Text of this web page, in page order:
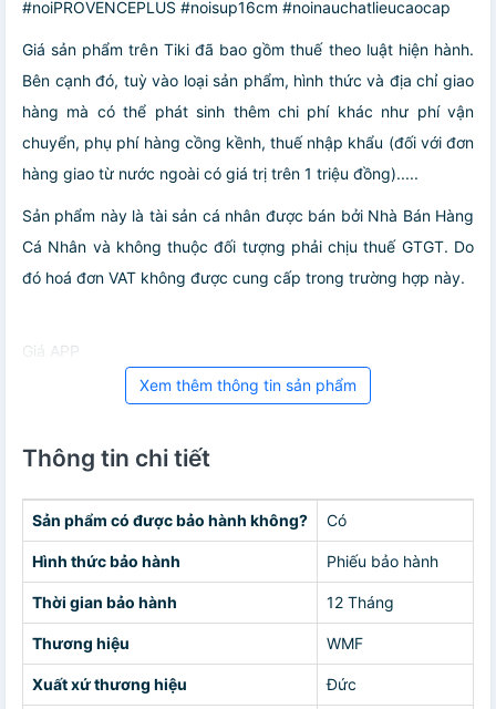
#noiPROVENCEPLUS #noisup16cm #noinauchatlieucaocap
Giá sản phẩm trên Tiki đã bao gồm thuế theo luật hiện hành.
Bên cạnh đó, tuỳ vào loại sản phẩm, hình thức và địa chỉ giao
hàng mà có thể phát sinh thêm chi phí khác như phí vận
chuyển, phụ phí hàng cồng kềnh, thuế nhập khẩu (đối với đơn
hàng giao từ nước ngoài có giá trị trên 1 triệu đồng).....
Sản phẩm này là tài sản cá nhân được bán bởi Nhà Bán Hàng
Cá Nhân và không thuộc đối tượng phải chịu thuế GTGT. Do
đó hoá đơn VAT không được cung cấp trong trường hợp này.
Giá APP
Xem thêm thông tin sản phẩm
Thông tin chi tiết
Sản phẩm có được bảo hành không? Có
Hình thức bảo hành Phiếu bảo hành
Thời gian bảo hành 12 Tháng
Thương hiệu WMF
Xuất xứ thương hiệu Đức